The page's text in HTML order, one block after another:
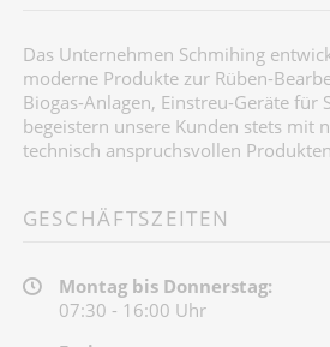
Das Unternehmen Schmihing
moderne Produkte zur Rüben-
Biogas-Anlagen, Einstreu-Geräte für
begeistern unsere Kunden stets mit
technisch anspruchsvollen
GESCHÄFTSZEITEN
Montag bis Donnerstag:
07:30 - 16:00 Uhr